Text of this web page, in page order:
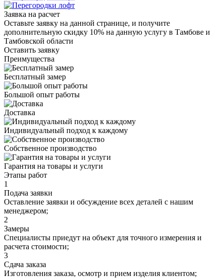
Заявка на расчет
Оставьте заявку на данной странице, и получите
дополнительную скидку 10% на данную услугу в Тамбове и
Тамбовской области
Оставить заявку
Преимущества
Бесплатный замер
Большой опыт работы
Доставка
Индивидуальный подход к каждому
Собственное производство
Гарантия на товары и услуги
Этапы работ
1
Подача заявки
Оставление заявки и обсуждение всех деталей с нашим
менеджером;
2
Замеры
Специалисты приедут на объект для точного измерения и
расчета стоимости;
3
Сдача заказа
Изготовления заказа, осмотр и прием изделия клиентом;